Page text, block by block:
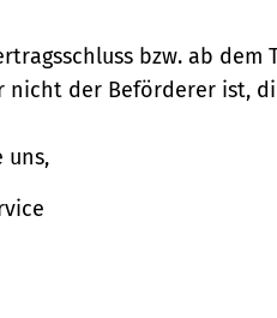
bzw. ab dem
der Beförderer ist,
uns,